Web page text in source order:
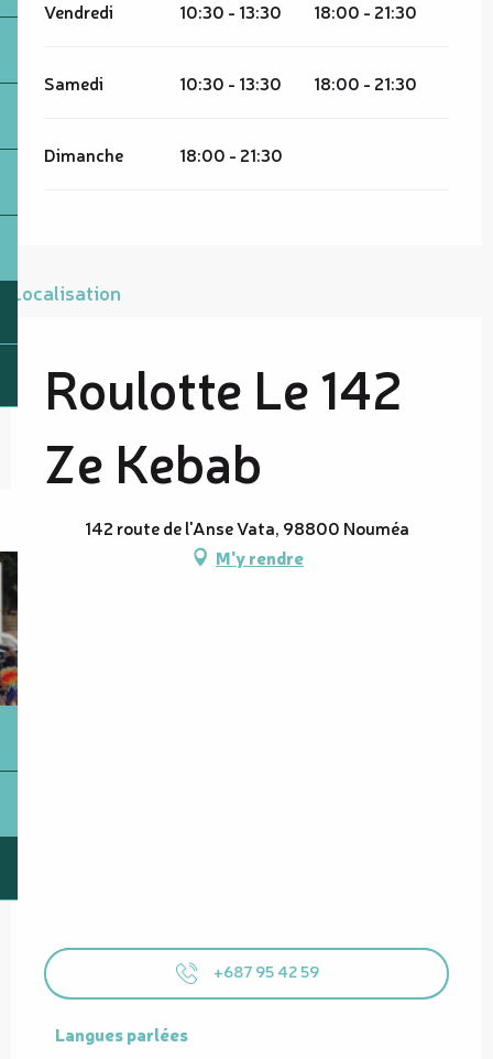
Vendredi 10:30 - 13:30 18:00 - 21:30
Samedi 10:30 - 13:30 18:00 - 21:30
Dimanche 18:00 - 21:30
Localisation
Roulotte Le 142
Ze Kebab
142 route de l'Anse Vata, 98800 Nouméa
M'y rendre
+687 95 42 59
Langues parlées
Langues parlées